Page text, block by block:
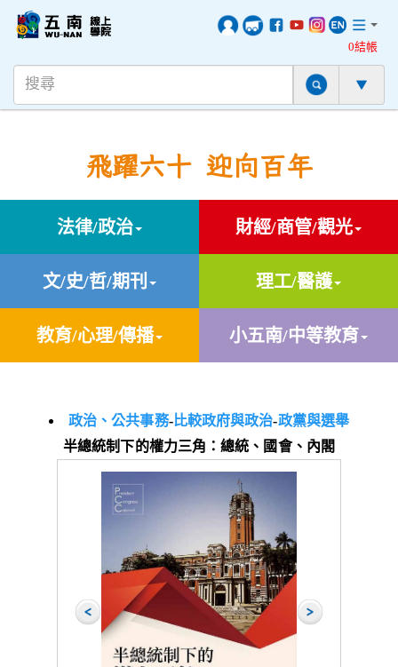
0結帳
飛躍六十 迎向百年
法律/政治 財經/商管/觀光
文/史/哲/期刊 理工/醫護
教育/心理/傳播 小五南/中等教育
政治、公共事務-比較政府與政治-政黨與選舉
半總統制下的權力三角：總統、國會、內閣